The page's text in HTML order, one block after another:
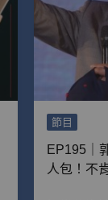
節目
EP195｜
人包！不